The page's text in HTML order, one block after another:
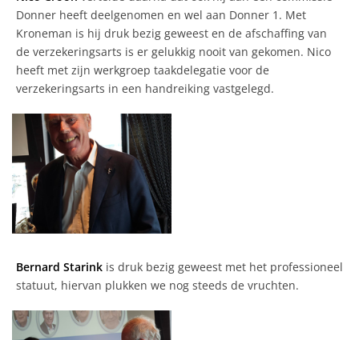
Donner heeft deelgenomen en wel aan Donner 1. Met
Kroneman is hij druk bezig geweest en de afschaffing van
de verzekeringsarts is er gelukkig nooit van gekomen. Nico
heeft met zijn werkgroep taakdelegatie voor de
verzekeringsarts in een handreiking vastgelegd.
Bernard Starink is druk bezig geweest met het professioneel
statuut, hiervan plukken we nog steeds de vruchten.